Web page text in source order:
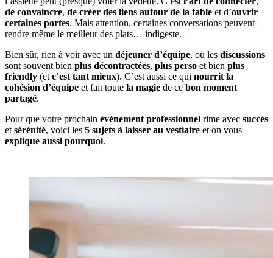
de convaincre, de créer des liens autour de la table et d’ouvrir
certaines portes. Mais attention, certaines conversations peuvent
rendre même le meilleur des plats… indigeste.
Bien sûr, rien à voir avec un déjeuner d’équipe, où les discussions
sont souvent bien plus décontractées, plus perso et bien plus
friendly (et c’est tant mieux). C’est aussi ce qui nourrit la
cohésion d’équipe et fait toute la magie de ce bon moment
partagé.
Pour que votre prochain événement professionnel rime avec succès
et sérénité, voici les 5 sujets à laisser au vestiaire et on vous
explique aussi pourquoi.